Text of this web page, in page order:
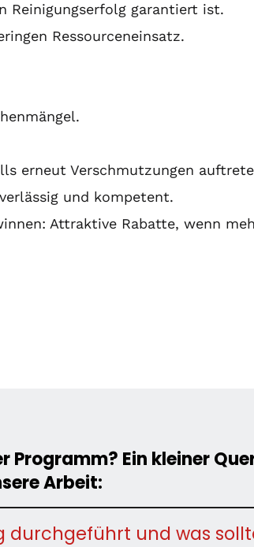
Reinigungserfolg garantiert ist.
Ressourceneinsatz.
erneut Verschmutzungen
und kompetent.
Attraktive Rabatte, wenn
Ein kleiner
Arbeit:
durchgeführt und was